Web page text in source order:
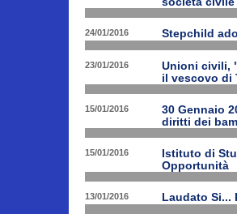
24/01/2016 Stepchild
23/01/2016
Unioni civili,
il vescovo di
15/01/2016
30 Gennaio
diritti dei
15/01/2016
Istituto di
Opportunità
13/01/2016 Laudato Si...